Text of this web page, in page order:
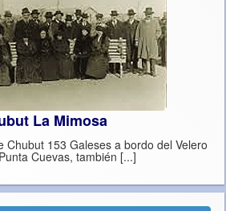
La Mimosa
Chubut 153 Galeses a bordo del Velero
Mimosa, a la altura de Punta Cuevas, también [...]